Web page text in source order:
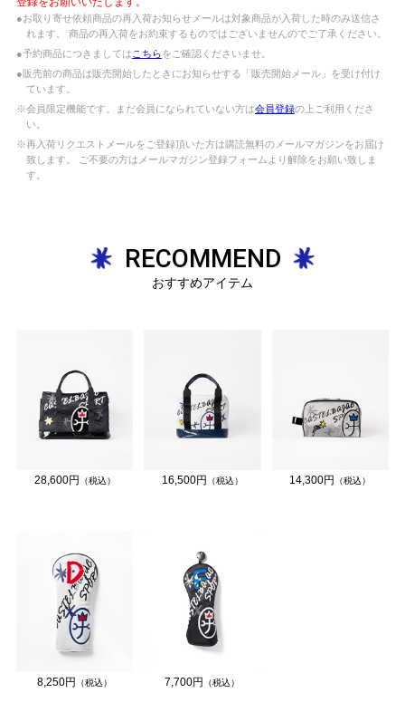
●お取り寄せ依頼商品の再入荷お知らせメールは対象商品が入荷した時のみ送信さ
れます。 商品の再入荷をお約束するものではございませんのでご了承ください。
●予約商品につきましては こちらをご確認くださいませ。
●販売前の商品は販売開始したときにお知らせする「販売開始メール」を受け付け
ています。
※会員限定機能です。まだ会員になられていない方は会員登録の上ご利用くださ
い。
※再入荷リクエストメールをご登録頂いた方は購読無料のメールマガジンをお届け
致します。 ご不要の方はメールマガジン登録フォームより解除をお願い致しま
す。
RECOMMEND
おすすめアイテム
28,600円 （税込） 16,500円 （税込） 14,300円 （税込）
8,250円 （税込） 7,700円 （税込）